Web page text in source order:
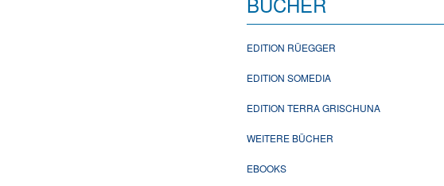
EDITION RÜEGGER
EDITION SOMEDIA
EDITION TERRA GRISCHUNA
WEITERE BÜCHER
EBOOKS